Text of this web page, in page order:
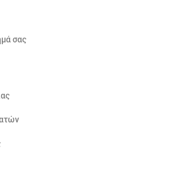
σας